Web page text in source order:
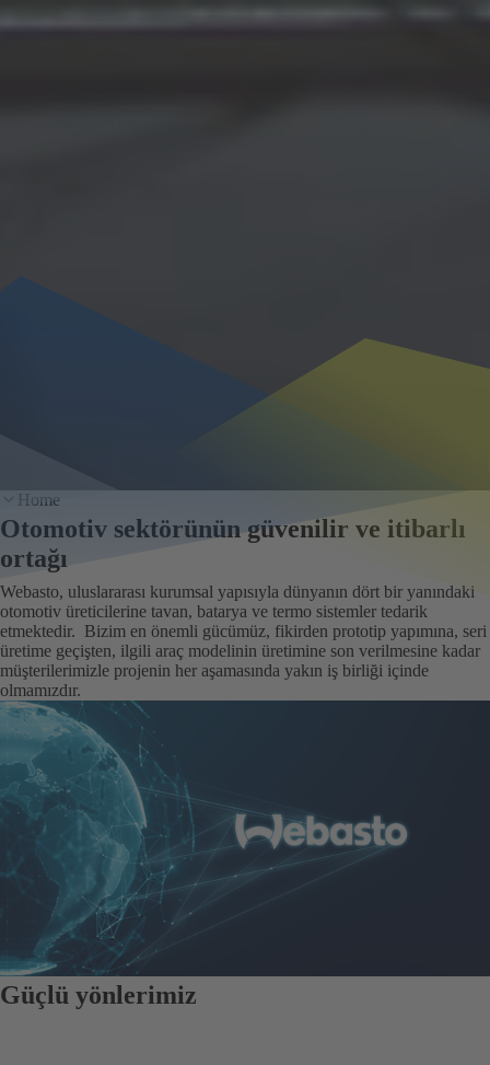
Home
Otomotiv sektörünün güvenilir ve itibarlı
ortağı
Webasto, uluslararası kurumsal yapısıyla dünyanın dört bir yanındaki
otomotiv üreticilerine tavan, batarya ve termo sistemler tedarik
etmektedir. Bizim en önemli gücümüz, fikirden prototip yapımına, seri
üretime geçişten, ilgili araç modelinin üretimine son verilmesine kadar
müşterilerimizle projenin her aşamasında yakın iş birliği içinde
olmamızdır.
Güçlü yönlerimiz